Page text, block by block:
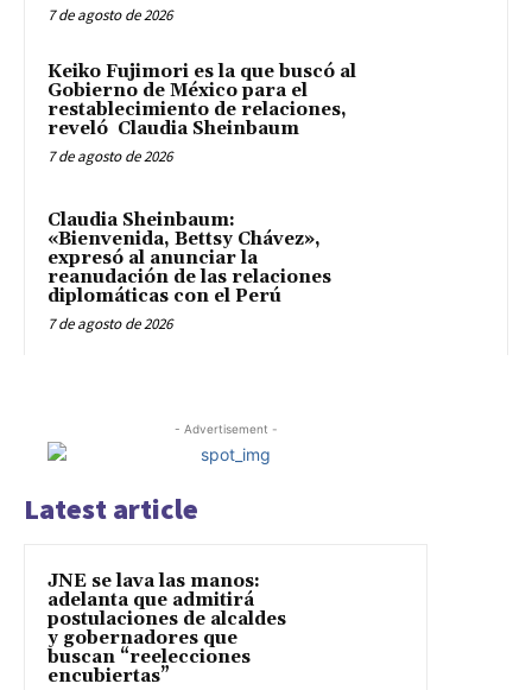
7 de agosto de 2026
Keiko Fujimori es la que buscó al
Gobierno de México para el
restablecimiento de relaciones,
reveló Claudia Sheinbaum
7 de agosto de 2026
Claudia Sheinbaum:
«Bienvenida, Bettsy Chávez»,
expresó al anunciar la
reanudación de las relaciones
diplomáticas con el Perú
7 de agosto de 2026
- Advertisement -
Latest article
JNE se lava las manos:
adelanta que admitirá
postulaciones de alcaldes
y gobernadores que
buscan “reelecciones
encubiertas”